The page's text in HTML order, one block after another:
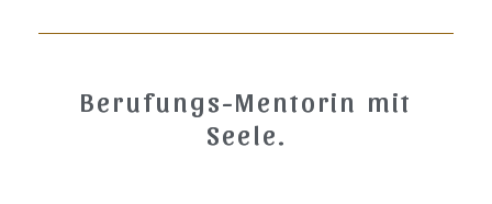
Berufungs-Mentorin mit
Seele.